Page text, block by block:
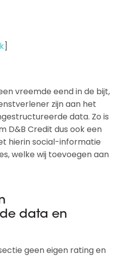
]
vreemde eend in de bijt,
zijn aan het
data. Zo is
D&B Credit dus ook een
hierin social-informatie
welke wij toevoegen aan
data en
geen eigen rating en